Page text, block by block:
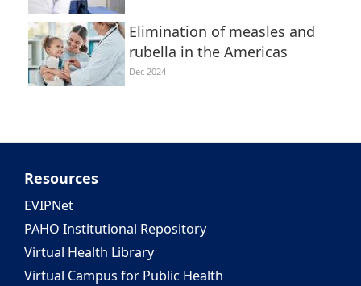
Elimination of measles and
rubella in the Americas
Dec 2024
Resources
EVIPNet
PAHO Institutional Repository
Virtual Health Library
Virtual Campus for Public Health